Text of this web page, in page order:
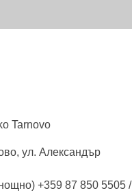
Tarnovo
ул. Александър
+359 87 850 5505 /